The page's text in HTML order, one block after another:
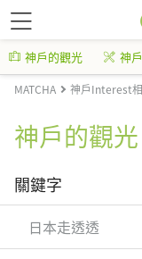
神戶的觀光 神
MATCHA 神戶Interest
神戶的觀光
關鍵字
日本走透透